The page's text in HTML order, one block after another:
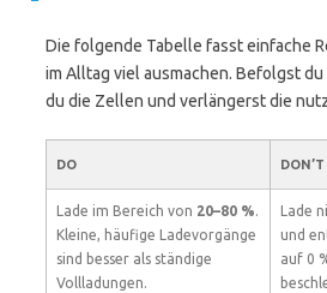
Die folgende Tabelle fasst einfache
im Alltag viel ausmachen. Befolgst
du die Zellen und verlängerst die
DO DON’T
Lade im Bereich von 20–80 %.
Kleine, häufige Ladevorgänge
sind besser als ständige
Vollladungen.
Lade
und
auf 0